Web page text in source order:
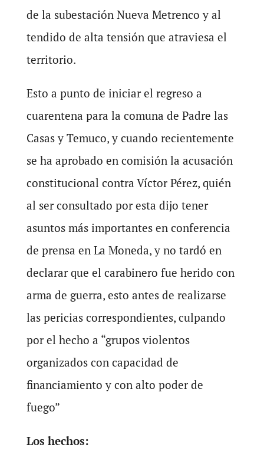
de la subestación Nueva Metrenco y al
tendido de alta tensión que atraviesa el
territorio.
Esto a punto de iniciar el regreso a
cuarentena para la comuna de Padre las
Casas y Temuco, y cuando recientemente
se ha aprobado en comisión la acusación
constitucional contra Víctor Pérez, quién
al ser consultado por esta dijo tener
asuntos más importantes en conferencia
de prensa en La Moneda, y no tardó en
declarar que el carabinero fue herido con
arma de guerra, esto antes de realizarse
las pericias correspondientes, culpando
por el hecho a “grupos violentos
organizados con capacidad de
financiamiento y con alto poder de
fuego”
Los hechos: